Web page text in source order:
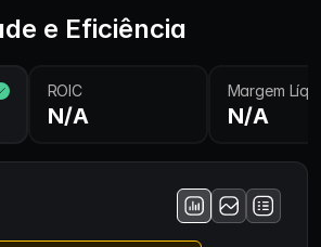
e Eficiência
ROIC
N/A
Margem
N/A